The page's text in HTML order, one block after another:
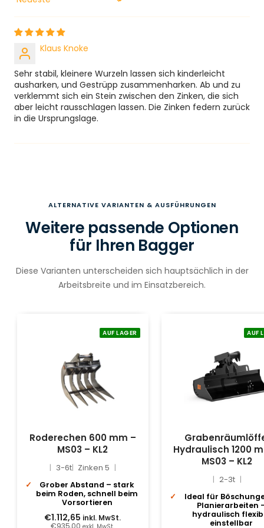
Sort by
Klaus Knoke
Sehr stabil, kleinere Wurzeln lassen sich kinderleicht
ausharken, und Gestrüpp zusammenharken. Ab und zu
verklemmt sich ein Stein zwischen den Zinken, die sich
aber leicht rausschlagen lassen. Die Zinken federn zurück
in die Ursprungslage.
ALTERNATIVE VARIANTEN & AUSFÜHRUNGEN
Weitere passende Optionen
für Ihren Bagger
Diese Varianten unterscheiden sich hauptsächlich in der
Arbeitsbreite und im Einsatzbereich.
AUF LAGER
Roderechen 600 mm –
MS03 – KL2
3-6t Zinken 5
Grober Abstand – stark
beim Roden, schnell beim
Vorsortieren
€1.112,65 inkl. MwSt.
€935,00 exkl. MwSt.
AUF
Hydraulisch 1200
MS03 – KL2
2-3t
Ideal für
Planierarbeiten
hydraulisch
einstellbar